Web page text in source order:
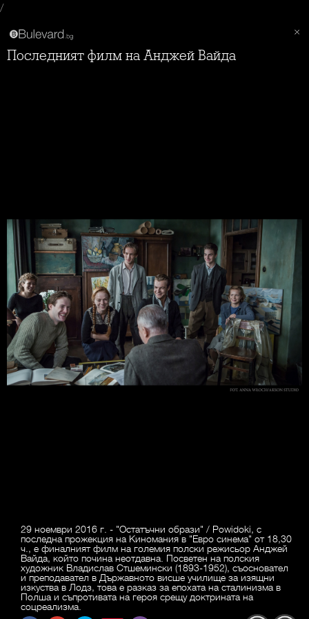
/
Последният филм на Анджей Вайда
29 ноември 2016 г. - "Остатъчни образи" / Powidoki, с
последна прожекция на Киномания в "Евро синема" от 18,30
ч., е финалният филм на големия полски режисьор Анджей
Вайда, който почина неотдавна. Посветен на полския
художник Владислав Стшемински (1893-1952), съосновател
и преподавател в Държавното висше училище за изящни
изкуства в Лодз, това е разказ за епохата на сталинизма в
Полша и съпротивата на героя срещу доктрината на
соцреализма.